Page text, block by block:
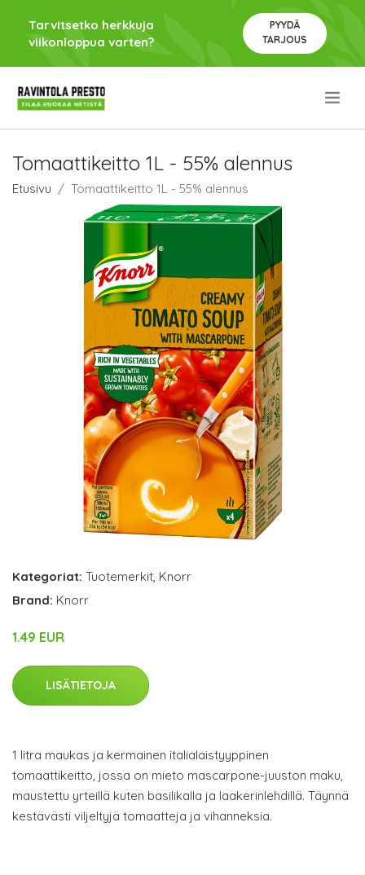
Tarvitsetko herkkuja
viikonloppua varten?
PYYDÄ
TARJOUS
Tomaattikeitto 1L - 55% alennus
Etusivu Tomaattikeitto 1L - 55% alennus
Kategoriat: Tuotemerkit, Knorr
Brand: Knorr
1.49 EUR
LISÄTIETOJA
1 litra maukas ja kermainen italialaistyyppinen
tomaattikeitto, jossa on mieto mascarpone-juuston maku,
maustettu yrteillä kuten basilikalla ja laakerinlehdillä. Täynnä
kestävästi viljeltyjä tomaatteja ja vihanneksia.